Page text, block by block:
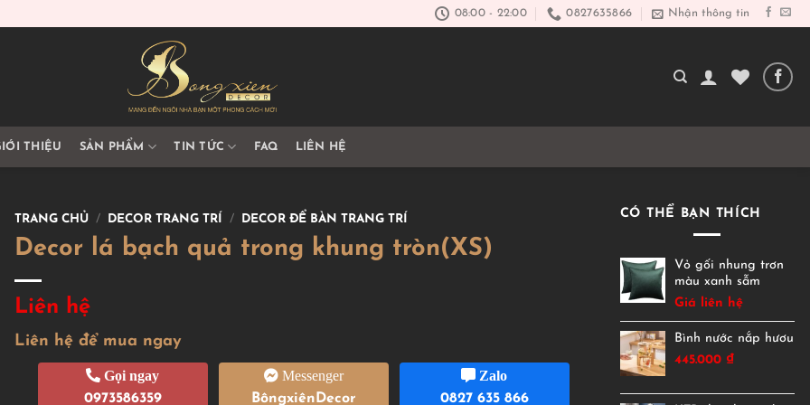
08:00 - 22:00 0827635866 Nhận thông tin
THIỆU SẢN PHẨM TIN TỨC FAQ LIÊN HỆ
TRANG CHỦ / DECOR TRANG TRÍ / DECOR ĐỂ BÀN TRANG TRÍ
Decor lá bạch quả trong khung tròn(XS)
Liên hệ
Liên hệ để mua ngay
Gọi ngay
0973586359
Messenger
BôngxiênDecor
Zalo
0827 635 866
CÓ THỂ BẠN THÍCH
Vỏ gối nhung trơn
màu xanh sẫm
Giá liên hệ
Bình nước nắp hươu
445.000 ₫